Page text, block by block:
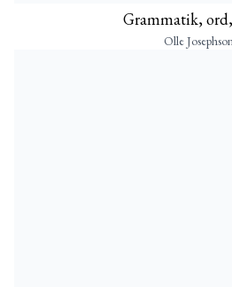
Grammatik,
Olle